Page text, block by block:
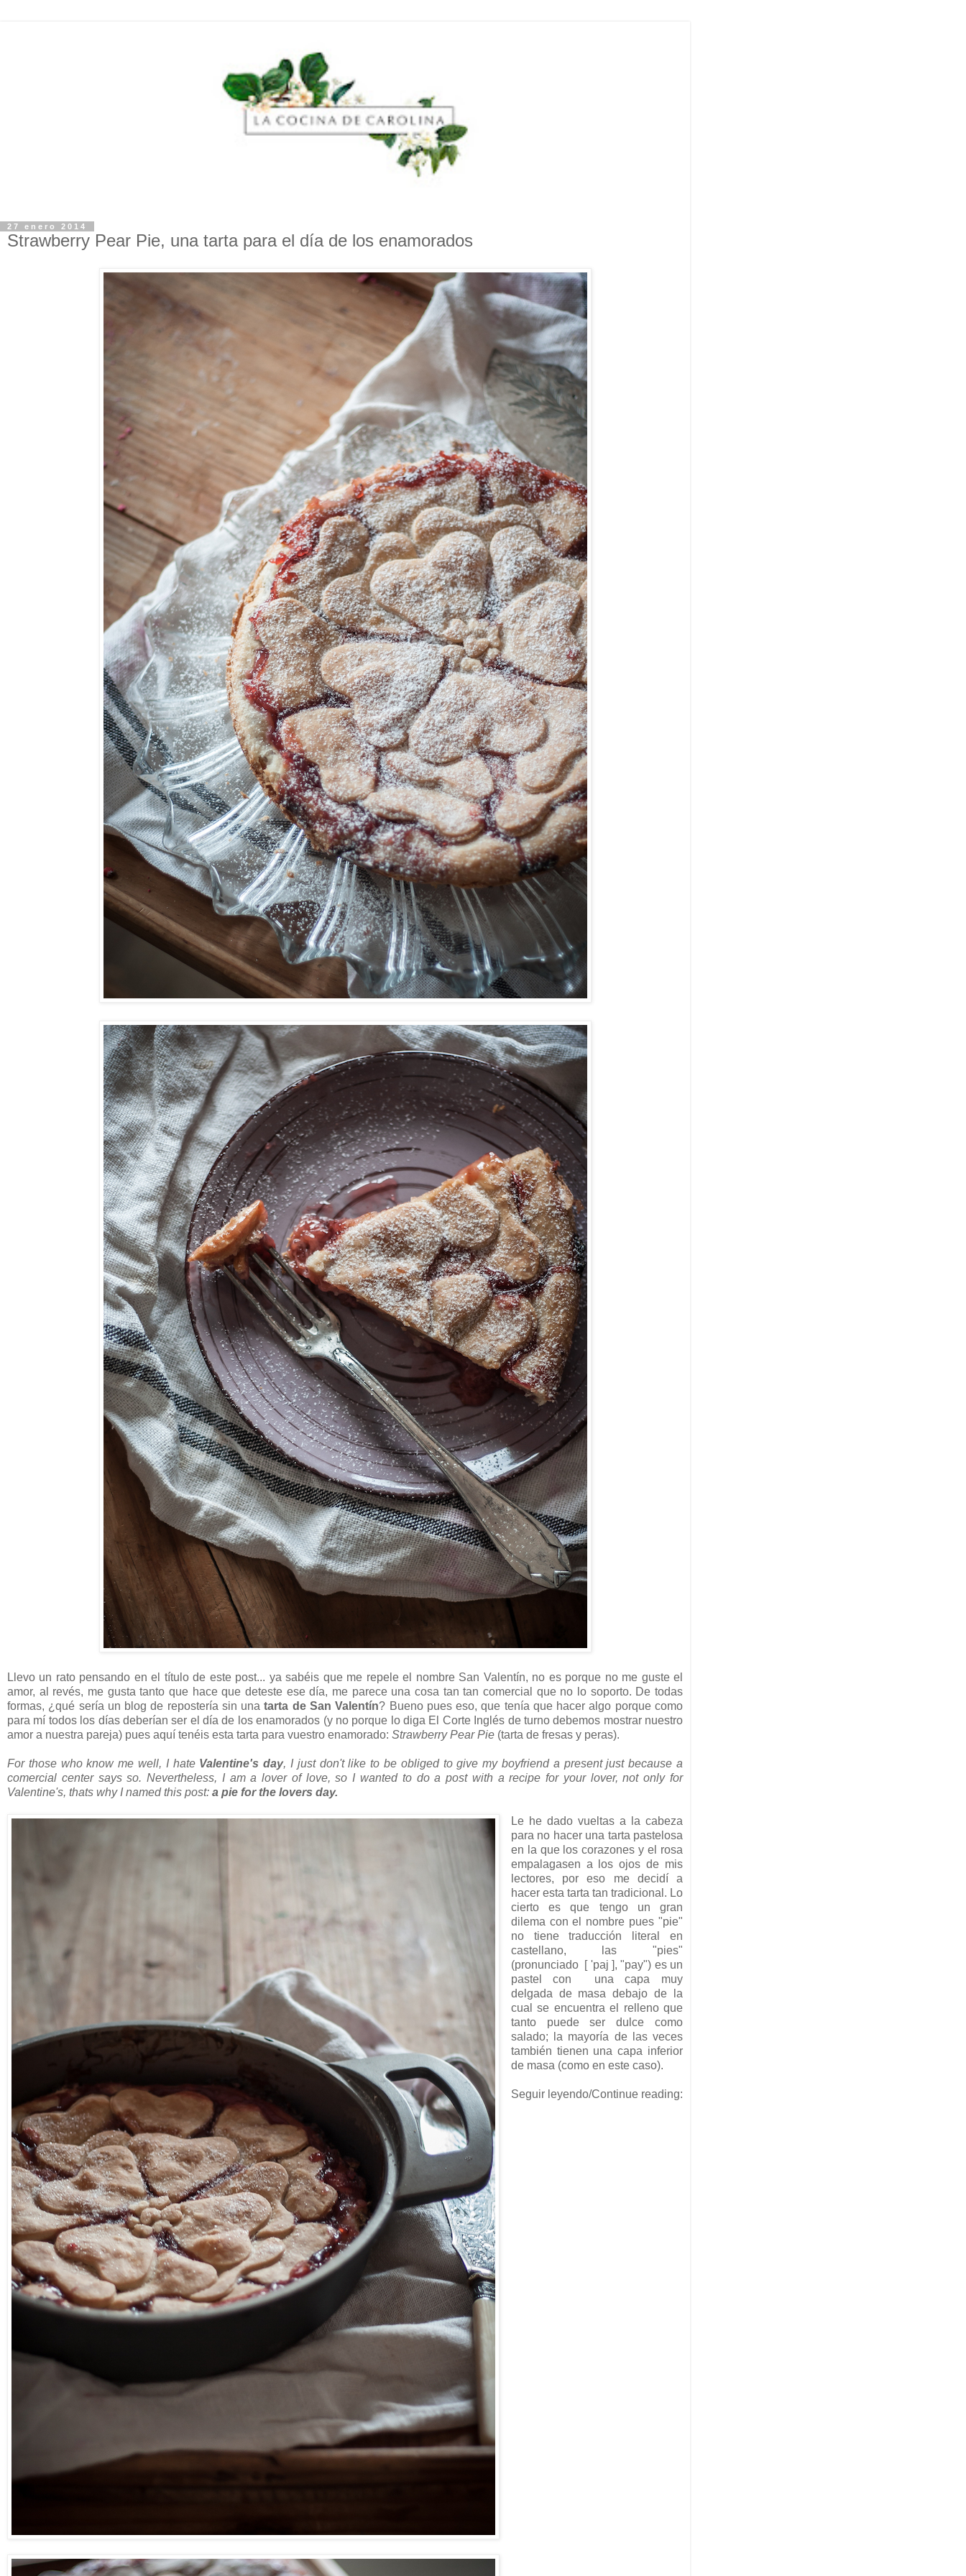
27 enero 2014
Strawberry Pear Pie, una tarta para el día de los enamorados
Llevo un rato pensando en el título de este post... ya sabéis que me repele el nombre San Valentín, no es porque no me guste el
amor, al revés, me gusta tanto que hace que deteste ese día, me parece una cosa tan tan comercial que no lo soporto. De todas
formas, ¿qué sería un blog de repostería sin unatarta de San Valentín? Bueno pues eso, que tenía que hacer algo porque como
para mí todos los días deberían ser el día de los enamorados (y no porque lo diga El Corte Inglés de turno debemos mostrar nuestro
amor a nuestra pareja) pues aquí tenéis esta tarta para vuestro enamorado: Strawberry Pear Pie (tarta de fresas y peras).
For those who know me well, I hate Valentine's day, I just don't like to be obliged to give my boyfriend a present just because a
comercial center says so. Nevertheless, I am a lover of love, so I wanted to do a post with a recipe for your lover, not only for
Valentine's, thats why I named this post: a pie for the lovers day.
Le he dado vueltas a la cabeza
para no hacer una tarta pastelosa
en la que los corazones y el rosa
empalagasen a los ojos de mis
lectores, por eso me decidí a
hacer esta tarta tan tradicional. Lo
cierto es que tengo un gran
dilema con el nombre pues "pie"
no tiene traducción literal en
castellano, las "pies"
(pronunciado [ 'paj ], "pay") es un
pastel con una capa muy
delgada de masa debajo de la
cual se encuentra el relleno que
tanto puede ser dulce como
salado; la mayoría de las veces
también tienen una capa inferior
de masa (como en este caso).
Seguir leyendo/Continue reading: